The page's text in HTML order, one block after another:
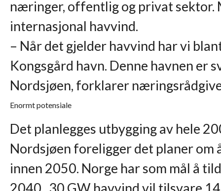
næringer, offentlig og privat sektor.
internasjonal havvind.
– Når det gjelder havvind har vi
Kongsgård havn. Denne havnen
Nordsjøen, forklarer
Enormt potensiale
Det planlegges utbygging av hele
Nordsjøen foreligger det planer
innen 2050. Norge har som mål å
2040. 30 GW havvind vil tilsvare